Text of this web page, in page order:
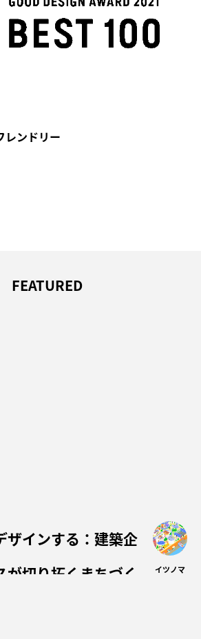
FEATURED
ザインする：建築企
が切り拓くまちづく
イツノマ